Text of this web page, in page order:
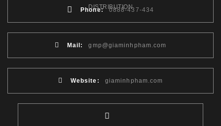
Phone: 0888-437-434
Mail: gmp@giaminhpham.com
Website: giaminhpham.com